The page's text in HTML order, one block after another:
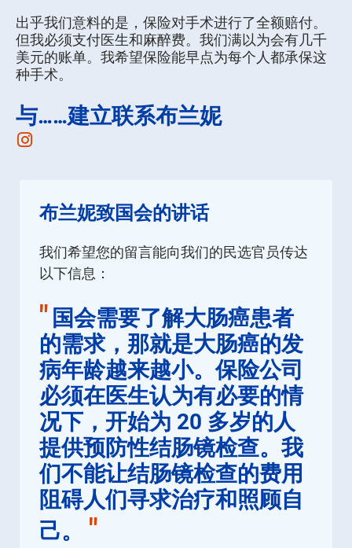
出乎我们意料的是，保险对手术进行了全额赔付。
但我必须支付医生和麻醉费。我们满以为会有几千
美元的账单。我希望保险能早点为每个人都承保这
种手术。
与……建立联系布兰妮
Instagram
布兰妮致国会的讲话
我们希望您的留言能向我们的民选官员传达
以下信息：
"国会需要了解大肠癌患者
的需求，那就是大肠癌的发
病年龄越来越小。保险公司
必须在医生认为有必要的情
况下，开始为 20 多岁的人
提供预防性结肠镜检查。我
们不能让结肠镜检查的费用
阻碍人们寻求治疗和照顾自
己。 "